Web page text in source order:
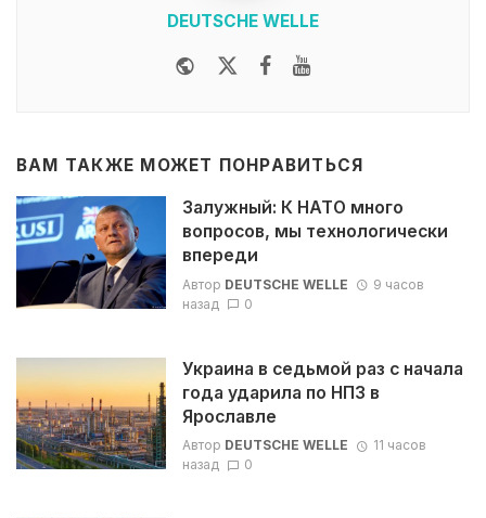
DEUTSCHE WELLE
WebsiteTwitterFacebook
ВАМ ТАКЖЕ МОЖЕТ ПОНРАВИТЬСЯ
Залужный: К НАТО много
вопросов, мы технологически
впереди
Автор DEUTSCHE WELLE
9 часов
назад
0
Украина в седьмой раз с начала
года ударила по НПЗ в
Ярославле
Автор DEUTSCHE WELLE
11 часов
назад
0